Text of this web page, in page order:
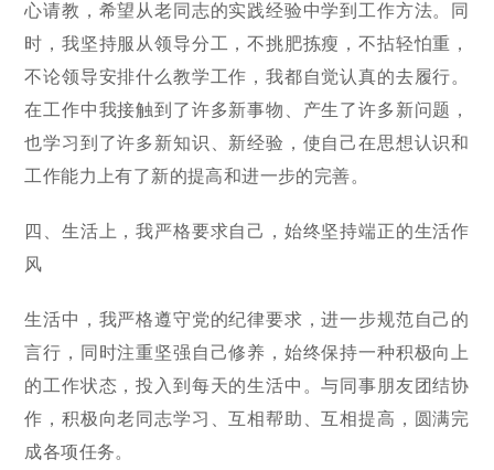
心请教，希望从老同志的实践经验中学到工作方法。同
时，我坚持服从领导分工，不挑肥拣瘦，不拈轻怕重，
不论领导安排什么教学工作，我都自觉认真的去履行。
在工作中我接触到了许多新事物、产生了许多新问题，
也学习到了许多新知识、新经验，使自己在思想认识和
工作能力上有了新的提高和进一步的完善。
四、生活上，我严格要求自己，始终坚持端正的生活作
风
生活中，我严格遵守党的纪律要求，进一步规范自己的
言行，同时注重坚强自己修养，始终保持一种积极向上
的工作状态，投入到每天的生活中。与同事朋友团结协
作，积极向老同志学习、互相帮助、互相提高，圆满完
成各项任务。